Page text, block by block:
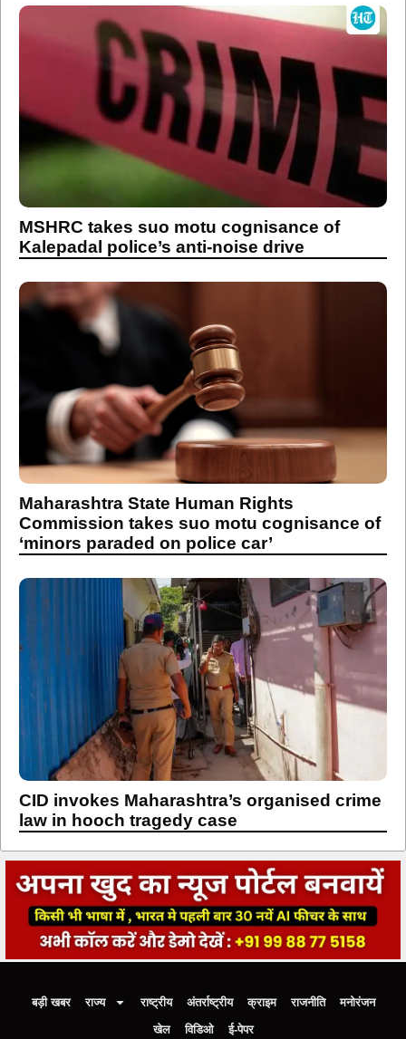
MSHRC takes suo motu cognisance of
Kalepadal police’s anti-noise drive
Maharashtra State Human Rights
Commission takes suo motu cognisance of
‘minors paraded on police car’
CID invokes Maharashtra’s organised crime
law in hooch tragedy case
बड़ी खबर राज्य राष्ट्रीय अंतर्राष्ट्रीय क्राइम राजनीति
मनोरंजन
खेल
विडिओ ई-पेपर